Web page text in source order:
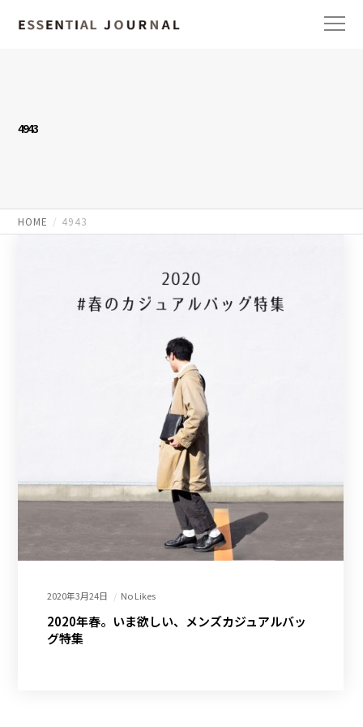
4943
HOME 4943
2020年3月24日 No Likes
2020年春。いま欲しい、メンズカジュアルバッ
グ特集